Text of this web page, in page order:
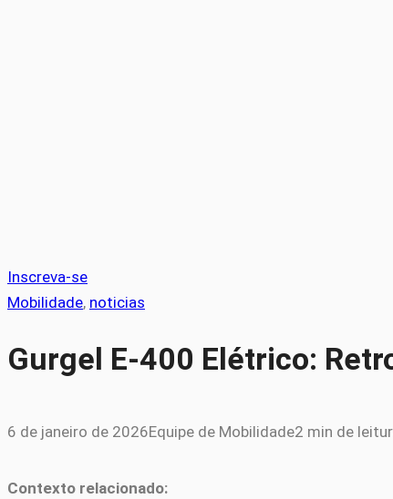
Inscreva-se
Mobilidade, noticias
Gurgel E-400 Elétrico:
6 de janeiro de 2026Equipe de Mobilidade2 min de
Contexto relacionado: